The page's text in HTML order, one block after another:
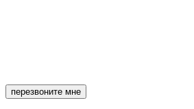
перезвоните мне